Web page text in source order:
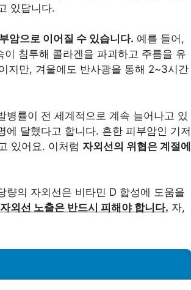
있답니다.
암으로 이어질 수 있습니다. 예를 들어,
침투해 콜라겐을 파괴하고 주름을 유
지만, 겨울에도 반사광을 통해 2~3시간
률이 전 세계적으로 계속 늘어나고 있
달했다고 합니다. 흔한 피부암인 기저
있어요. 이처럼 자외선의 위협은 계절에
량의 자외선은 비타민 D 합성에 도움을
외선 노출은 반드시 피해야 합니다. 자,